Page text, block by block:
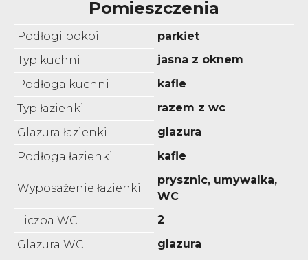
Pomieszczenia
Podłogi pokoi
parkiet
Typ kuchni
jasna z oknem
Podłoga kuchni
kafle
Typ łazienki
razem z wc
Glazura łazienki
glazura
Podłoga łazienki
kafle
Wyposażenie łazienki
prysznic, umywalka,
WC
Liczba WC
2
Glazura WC
glazura